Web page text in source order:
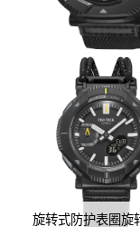
从户外装备获得灵感
透气性和与手腕的贴
衣物上都轻松自如。
可持续的承诺。
持久电力，智能记录
搭载太阳能充电系统
须担心电池耗尽。
通过Bluetooth®联动
旋转式防护表圈旋